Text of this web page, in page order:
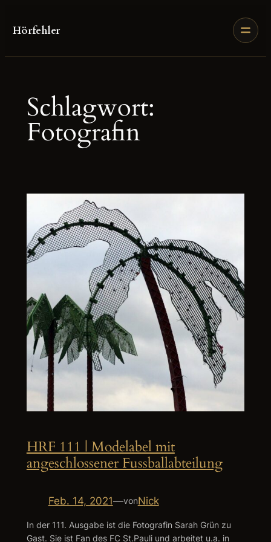
Inhalt
Hörfehler
Schlagwort:
Fotografin
HRF 111 | Modelabel mit
angeschlossener Fussballabteilung
Feb. 14, 2021—vonNick
In der 111. Ausgabe ist die Fotografin Sarah Grün zu
Gast. Sie ist Fan des FC St.Pauli und arbeitet u.a. in